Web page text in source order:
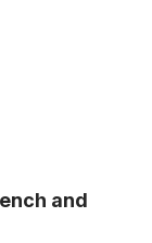
and